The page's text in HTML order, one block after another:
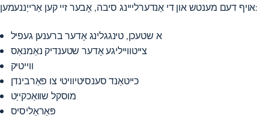
אויף דעם מענטש און די אַנדערלייינג סיבה, אָבער זיי קען אַרייַננעמען:
א שטעכן, טינגגלינג אָדער ברענען געפיל
צייטווייליגע אָדער שטענדיק נאַמנאַס
ווייטיק
כייטאַנד סענסיטיוויטי צו פאַרבינדן
מוסקל שוואַכקייַט
פּאַראַליסיס